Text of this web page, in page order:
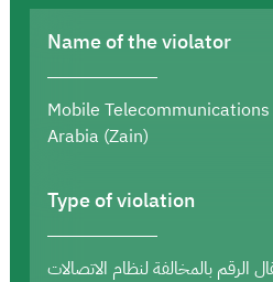
Name of the violator
Mobile
Arabia (Zain)
Type of violation
الرقم بالمخالفة لنظام الاتصالات